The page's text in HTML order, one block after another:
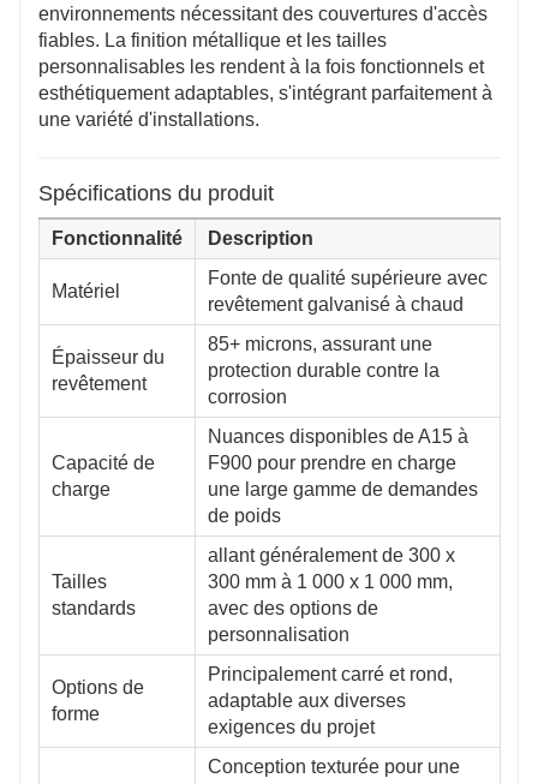
environnements nécessitant des couvertures d'accès
fiables. La finition métallique et les tailles
personnalisables les rendent à la fois fonctionnels et
esthétiquement adaptables, s'intégrant parfaitement à
une variété d'installations.
Spécifications du produit
Fonctionnalité Description
Matériel
Fonte de qualité supérieure avec
revêtement galvanisé à chaud
Épaisseur du
revêtement
85+ microns, assurant une
protection durable contre la
corrosion
Capacité de
charge
Nuances disponibles de A15 à
F900 pour prendre en charge
une large gamme de demandes
de poids
Tailles
standards
allant généralement de 300 x
300 mm à 1 000 x 1 000 mm,
avec des options de
personnalisation
Options de
forme
Principalement carré et rond,
adaptable aux diverses
exigences du projet
Conception texturée pour une